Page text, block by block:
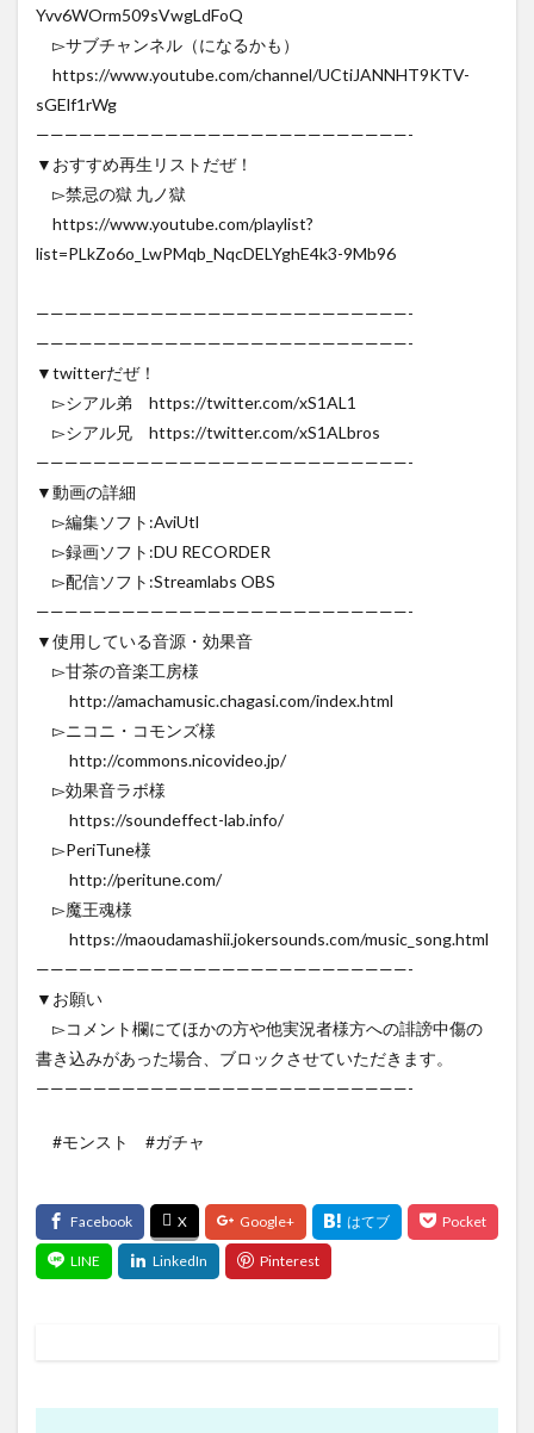
Yvv6WOrm509sVwgLdFoQ
▻サブチャンネル（になるかも）
https://www.youtube.com/channel/UCtiJANNHT9KTV-
sGElf1rWg
——————————————————————————-
▼おすすめ再生リストだぜ！
▻禁忌の獄 九ノ獄
https://www.youtube.com/playlist?
list=PLkZo6o_LwPMqb_NqcDELYghE4k3-9Mb96
——————————————————————————-
——————————————————————————-
▼twitterだぜ！
▻シアル弟 https://twitter.com/xS1AL1
▻シアル兄 https://twitter.com/xS1ALbros
——————————————————————————-
▼動画の詳細
▻編集ソフト:AviUtl
▻録画ソフト:DU RECORDER
▻配信ソフト:Streamlabs OBS
——————————————————————————-
▼使用している音源・効果音
▻甘茶の音楽工房様
http://amachamusic.chagasi.com/index.html
▻ニコニ・コモンズ様
http://commons.nicovideo.jp/
▻効果音ラボ様
https://soundeffect-lab.info/
▻PeriTune様
http://peritune.com/
▻魔王魂様
https://maoudamashii.jokersounds.com/music_song.html
——————————————————————————-
▼お願い
▻コメント欄にてほかの方や他実況者様方への誹謗中傷の
書き込みがあった場合、ブロックさせていただきます。
——————————————————————————-
#モンスト #ガチャ